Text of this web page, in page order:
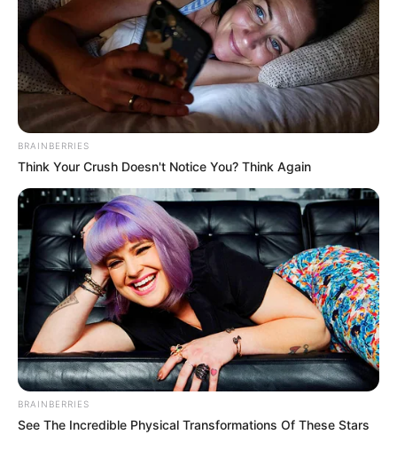
BRAINBERRIES
Think Your Crush Doesn't Notice You? Think Again
BRAINBERRIES
See The Incredible Physical Transformations Of These Stars